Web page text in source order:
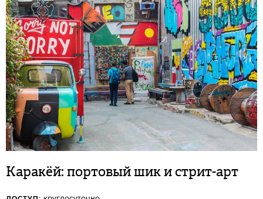
Каракёй: портовый шик и стрит-арт